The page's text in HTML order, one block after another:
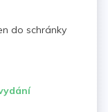
do schránky